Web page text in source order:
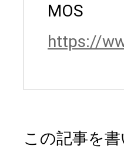
MOS
https://
この記事を